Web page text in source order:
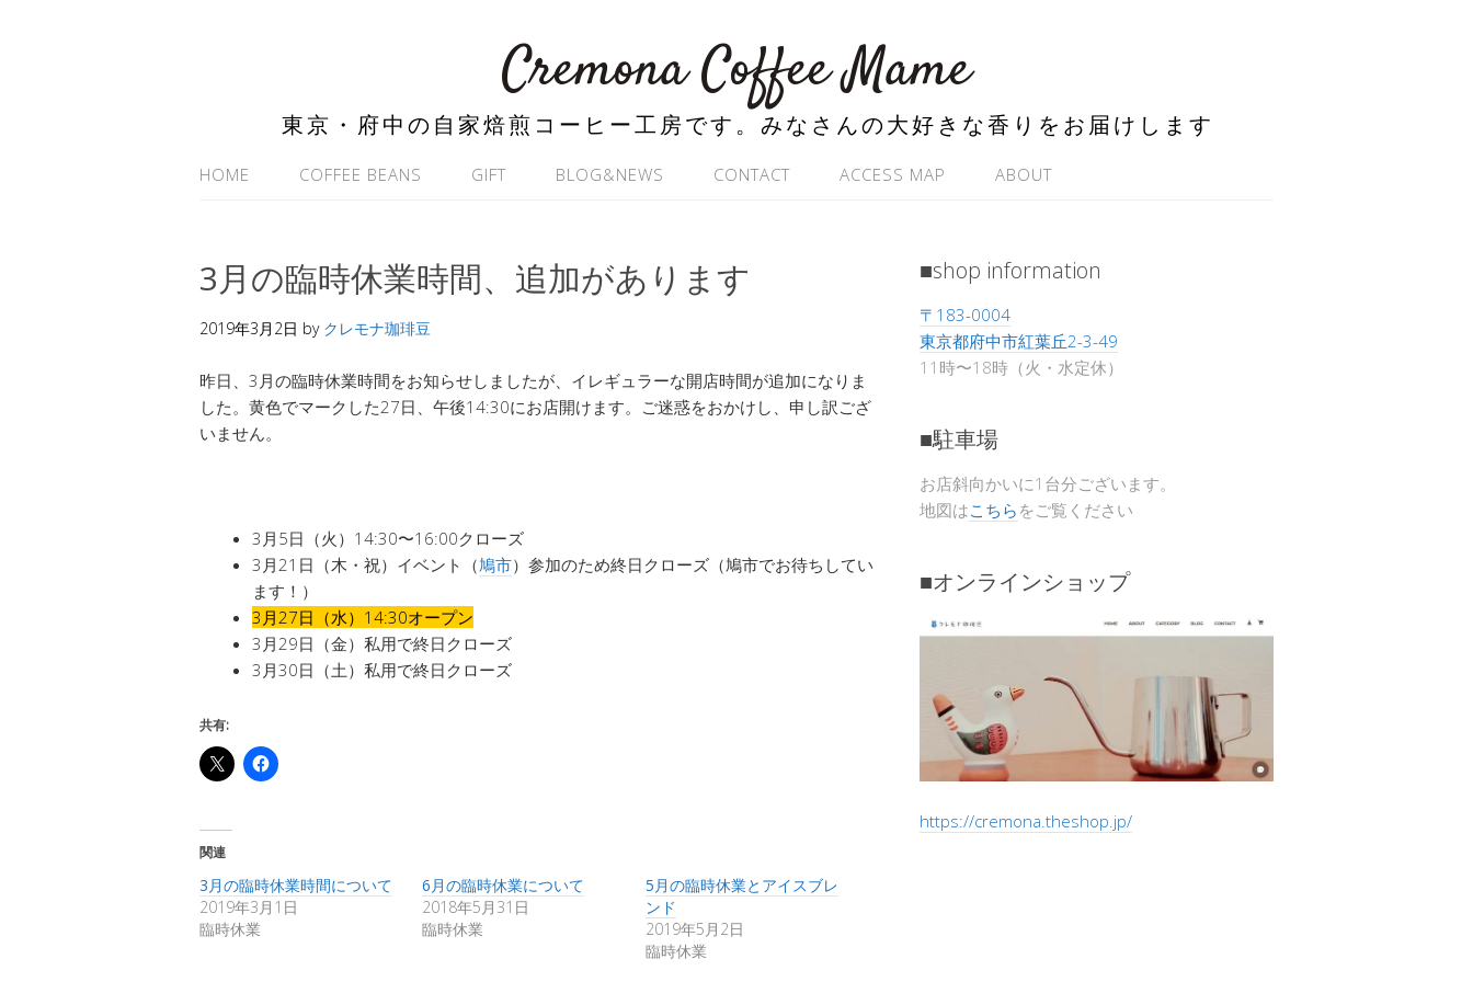
Cremona Coffee Mame
東京・府中の自家焙煎コーヒー工房です。みなさんの大好きな香りをお届けします
HOME COFFEE BEANS GIFT BLOG&NEWS CONTACT ACCESS MAP ABOUT
3月の臨時休業時間、追加があります
2019年3月2日 by クレモナ珈琲豆
昨日、3月の臨時休業時間をお知らせしましたが、イレギュラーな開店時間が追加になりま
した。黄色でマークした27日、午後14:30にお店開けます。ご迷惑をおかけし、申し訳ござ
いません。
3月5日（火）14:30〜16:00クローズ
3月21日（木・祝）イベント（鳩市）参加のため終日クローズ（鳩市でお待ちしてい
ます！）
3月27日（水）14:30オープン
3月29日（金）私用で終日クローズ
3月30日（土）私用で終日クローズ
共有:
関連
3月の臨時休業時間について
2019年3月1日
臨時休業
6月の臨時休業について
2018年5月31日
臨時休業
5月の臨時休業とアイスブレ
ンド
2019年5月2日
臨時休業
■shop information
〒183-0004
東京都府中市紅葉丘2-3-49
11時〜18時（火・水定休）
■駐車場
お店斜向かいに1台分ございます。
地図はこちら をご覧ください
■オンラインショップ
https://cremona.theshop.jp/